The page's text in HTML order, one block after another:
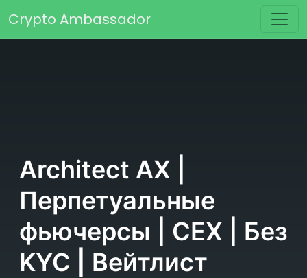
Основная навигация
Crypto Ambassador
Architect AX |
Перпетуальные
фьючерсы | CEX | Без
KYC | Вейтлист